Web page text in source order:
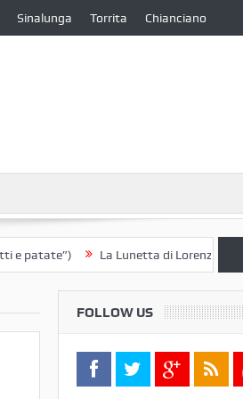
Sinalunga Torrita Chianciano
La Lunetta di Lorenzo Berrettini
FOLLOW US